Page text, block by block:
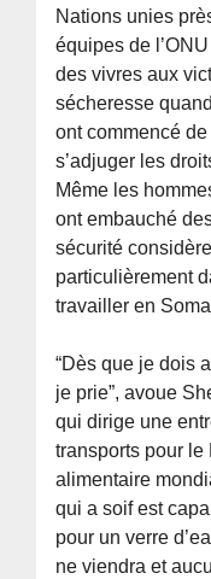
Nations unies
équipes de
des vivres aux
sécheresse
ont commencé
s’adjuger les
Même les
ont embauché
sécurité
particulièrement
travailler en
“Dès que je dois
je prie”, avoue
qui dirige une
transports pour le
alimentaire
qui a soif est
pour un verre
ne viendra et